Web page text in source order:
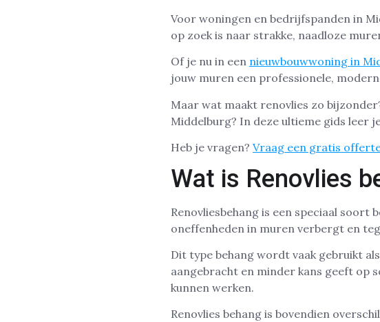
Voor woningen en bedrijfspanden in
op zoek is naar strakke, naadloze
Of je nu in een nieuwbouwwoning in
jouw muren een professionele,
Maar wat maakt renovlies zo
Middelburg? In deze ultieme gids leer
Heb je vragen? Vraag een gratis
Wat is Renovlies
Renovliesbehang is een speciaal soort
oneffenheden in muren verbergt en
Dit type behang wordt vaak gebruikt
aangebracht en minder kans geeft op
kunnen werken.
Renovlies behang is bovendien